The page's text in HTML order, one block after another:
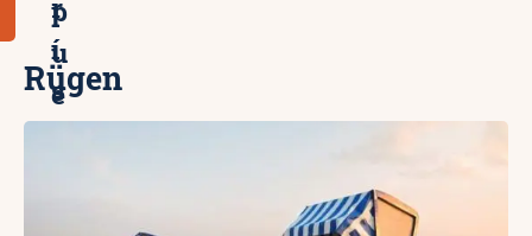
p
u
e
í
s
t
Rügen